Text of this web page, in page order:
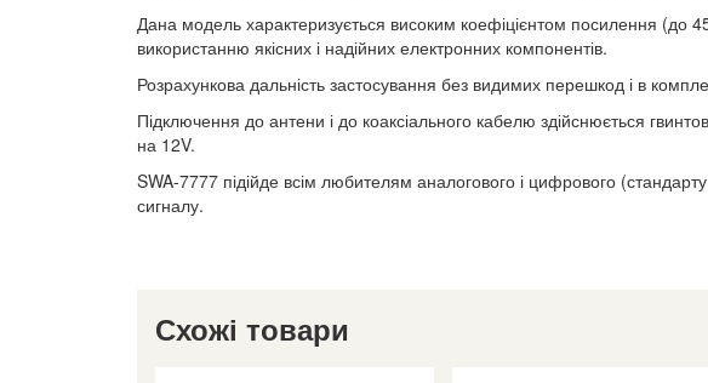
Дана модель характеризується високим коефіцієнтом посилення (до
використанню якісних і надійних електронних компонентів.
Розрахункова дальність застосування без видимих перешкод і в
Підключення до антени і до коаксіального кабелю здійснюється
на 12V.
SWA-7777 підійде всім любителям аналогового і цифрового
сигналу.
Схожі товари